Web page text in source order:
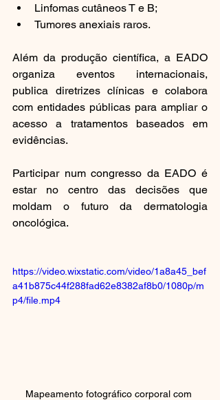
Linfomas cutâneos T e B;
Tumores anexiais raros.
Além da produção científica, a EADO
organiza eventos internacionais,
publica diretrizes clínicas e colabora
com entidades públicas para ampliar o
acesso a tratamentos baseados em
evidências.
Participar num congresso da EADO é
estar no centro das decisões que
moldam o futuro da dermatologia
oncológica.
https://video.wixstatic.com/video/1a8a45_bef
a41b875c44f288fad62e8382af8b0/1080p/m
p4/file.mp4
Mapeamento fotográfico corporal com